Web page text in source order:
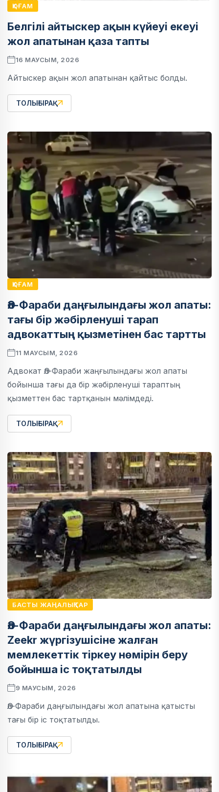
ҚОҒАМ
Белгілі айтыскер ақын күйеуі екеуі
жол апатынан қаза тапты
16 МАУСЫМ, 2026
Айтыскер ақын жол апатынан қайтыс болды.
ТОЛЫҒЫРАҚ
ҚОҒАМ
Әл-Фараби даңғылындағы жол апаты:
тағы бір жәбірленуші тарап
адвокаттың қызметінен бас тартты
11 МАУСЫМ, 2026
Адвокат Әл-Фараби жаңғылындағы жол апаты
бойынша тағы да бір жәбірленуші тараптың
қызметтен бас тартқанын мәлімдеді.
ТОЛЫҒЫРАҚ
БАСТЫ ЖАҢАЛЫҚТАР
Әл-Фараби даңғылындағы жол апаты:
Zeekr жүргізушісіне жалған
мемлекеттік тіркеу нөмірін беру
бойынша іс тоқтатылды
9 МАУСЫМ, 2026
Әл-Фараби даңғылындағы жол апатына қатысты
тағы бір іс тоқтатылды.
ТОЛЫҒЫРАҚ